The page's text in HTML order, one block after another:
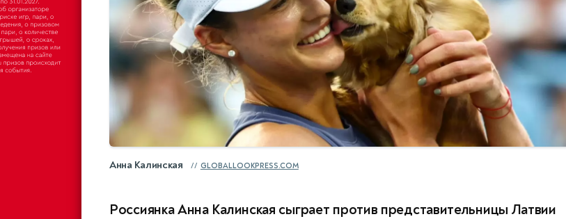
Анна Калинская GLOBALLOOKPRESS.COM
Россиянка Анна Калинская сыграет против представительницы Латвии